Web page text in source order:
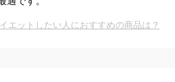
エットしたい人におすすめの商品は？